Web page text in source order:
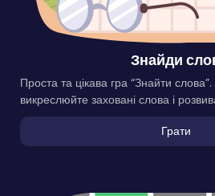
Знайди
Проста та цікава гра “Знайти
викреслюйте заховані слова і
Грати